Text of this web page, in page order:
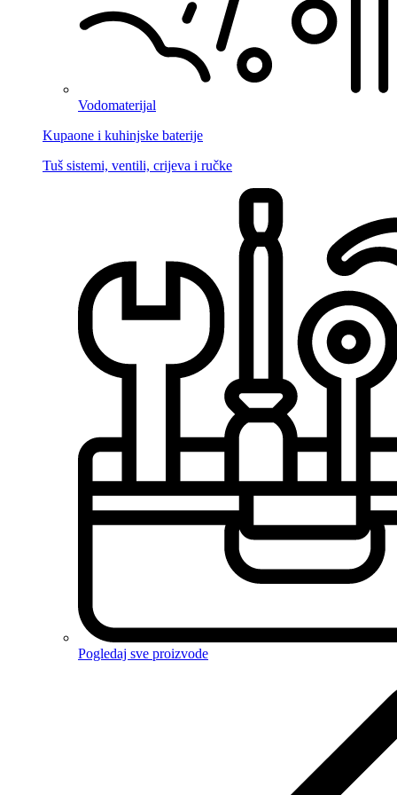
Vodomaterijal
Kupaone i kuhinjske baterije
Tuš sistemi, ventili, crijeva i ručke
Pogledaj sve proizvode